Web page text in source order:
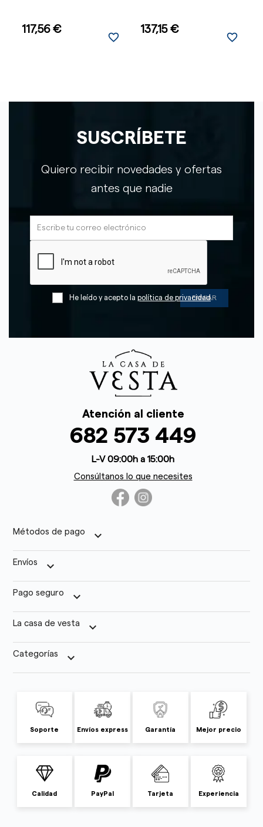
117,56 €
favorite_border
137,15 €
favorite_border
SUSCRÍBETE
Quiero recibir novedades y ofertas
antes que nadie
He leído y acepto la política de privacidad
Atención al cliente
682 573 449
L-V 09:00h a 15:00h
Consúltanos lo que necesites
Métodos de pago keyboard_arrow_down
Envíos keyboard_arrow_down
Pago seguro keyboard_arrow_down
La casa de vesta keyboard_arrow_down
Categorías keyboard_arrow_down
Soporte Envíos express Garantía Mejor precio
Calidad PayPal Tarjeta Experiencia